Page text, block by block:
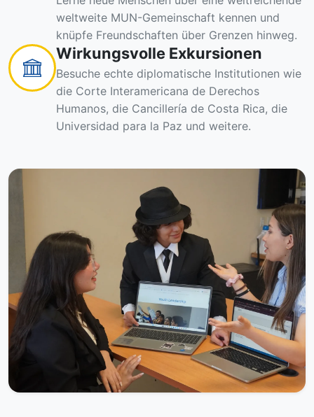
weltweite MUN-Gemeinschaft kennen und
knüpfe Freundschaften über Grenzen hinweg.
Wirkungsvolle Exkursionen
Besuche echte diplomatische Institutionen wie
die Corte Interamericana de Derechos
Humanos, die Cancillería de Costa Rica, die
Universidad para la Paz und weitere.